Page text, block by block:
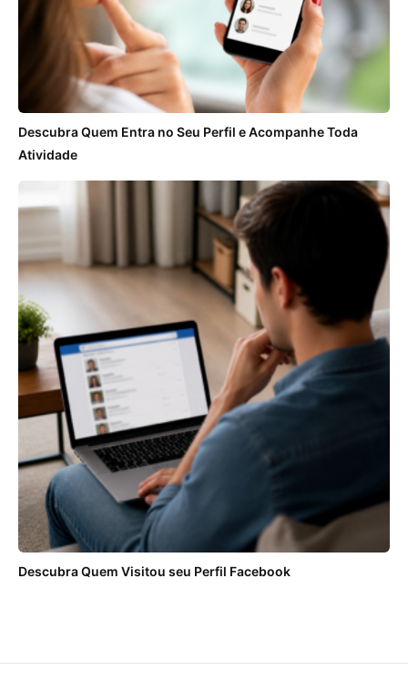
Descubra Quem Entra no Seu Perfil e Acompanhe Toda
Atividade
Descubra Quem Visitou seu Perfil Facebook